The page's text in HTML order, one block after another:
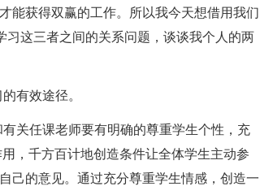
能获得双赢的工作。所以我今天想借用我们
习这三者之间的关系问题，谈谈我个人的两
有效途径。
关任课老师要有明确的尊重学生个性，充
，千方百计地创造条件让全体学生主动参
己的意见。通过充分尊重学生情感，创造一